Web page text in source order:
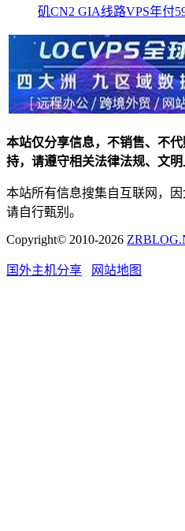
矶CN2 GIA线路VPS年付
本站仅分享信息，不销售、不
持，请遵守相关法律法规、文明
本站所有信息搜集自互联网，
请自行甄别。
Copyright© 2010-2026
国外主机分享 网站地图